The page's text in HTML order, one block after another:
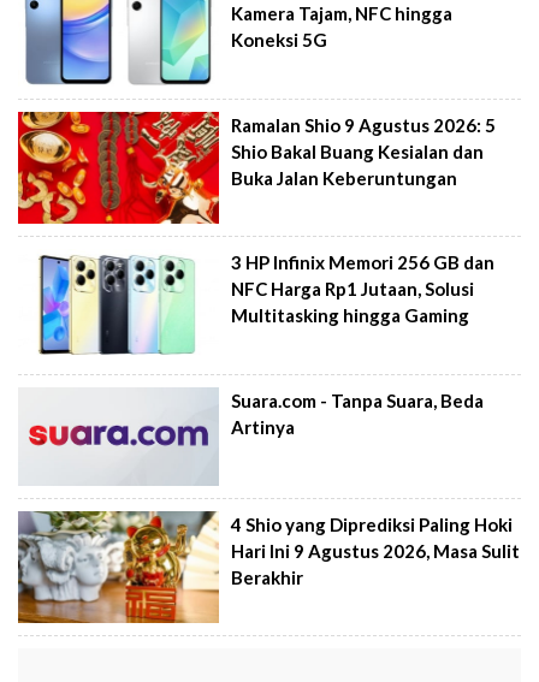
Kamera Tajam, NFC hingga
Koneksi 5G
Ramalan Shio 9 Agustus 2026: 5
Shio Bakal Buang Kesialan dan
Buka Jalan Keberuntungan
3 HP Infinix Memori 256 GB dan
NFC Harga Rp1 Jutaan, Solusi
Multitasking hingga Gaming
Suara.com - Tanpa Suara, Beda
Artinya
4 Shio yang Diprediksi Paling Hoki
Hari Ini 9 Agustus 2026, Masa Sulit
Berakhir